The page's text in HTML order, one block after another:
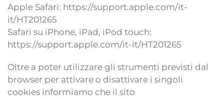
Apple Safari: https://support.apple.com/it-
it/HT201265
Safari su iPhone, iPad, iPod touch:
https://support.apple.com/it-it/HT201265
Oltre a poter utilizzare gli strumenti previsti dal
browser per attivare o disattivare i singoli
cookies informiamo che il sito